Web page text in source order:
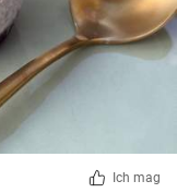
Ich mag